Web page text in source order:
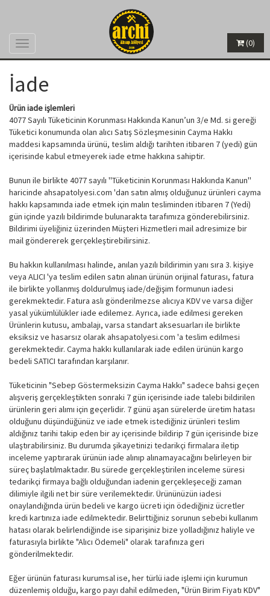
Menü (0)
İade
Ürün iade işlemleri
4077 Sayılı Tüketicinin Korunması Hakkında Kanun’un 3/e Md. si gereği
Tüketici konumunda olan alıcı Satış Sözleşmesinin Cayma Hakkı
maddesi kapsamında ürünü, teslim aldığı tarihten itibaren 7 (yedi) gün
içerisinde kabul etmeyerek iade etme hakkına sahiptir.
Bunun ile birlikte 4077 sayılı ''Tüketicinin Korunması Hakkında Kanun''
haricinde ahsapatolyesi.com 'dan satın almış olduğunuz ürünleri cayma
hakkı kapsamında iade etmek için malın tesliminden itibaren 7 (Yedi)
gün içinde yazılı bildirimde bulunarakta tarafımıza gönderebilirsiniz.
Bildirimi üyeliğiniz üzerinden Müşteri Hizmetleri mail adresimize bir
mail göndererek gerçekleştirebilirsiniz.
Bu hakkın kullanılması halinde, anılan yazılı bildirimin yanı sıra 3. kişiye
veya ALICI 'ya teslim edilen satın alınan ürünün orijinal faturası, fatura
ile birlikte yollanmış doldurulmuş iade/değişim formunun iadesi
gerekmektedir. Fatura aslı gönderilmezse alıcıya KDV ve varsa diğer
yasal yükümlülükler iade edilemez. Ayrıca, iade edilmesi gereken
Ürünlerin kutusu, ambalajı, varsa standart aksesuarları ile birlikte
eksiksiz ve hasarsız olarak ahsapatolyesi.com 'a teslim edilmesi
gerekmektedir. Cayma hakkı kullanılarak iade edilen ürünün kargo
bedeli SATICI tarafından karşılanır.
Tüketicinin "Sebep Göstermeksizin Cayma Hakkı" sadece bahsi geçen
alışveriş gerçekleştikten sonraki 7 gün içerisinde iade talebi bildirilen
ürünlerin geri alımı için geçerlidir. 7 günü aşan sürelerde üretim hatası
olduğunu düşündüğünüz ve iade etmek istediğiniz ürünleri teslim
aldığınız tarihi takip eden bir ay içerisinde bildirip 7 gün içerisinde bize
ulaştırabilirsiniz. Bu durumda şikayetinizi tedarikçi firmalara iletip
inceleme yaptırarak ürünün iade alınıp alınamayacağını belirleyen bir
süreç başlatılmaktadır. Bu sürede gerçekleştirilen inceleme süresi
tedarikçi firmaya bağlı olduğundan iadenin gerçekleşeceği zaman
dilimiyle ilgili net bir süre verilemektedir. Ürününüzün iadesi
onaylandığında ürün bedeli ve kargo ücreti için ödediğiniz ücretler
kredi kartınıza iade edilmektedir. Belirttiğiniz sorunun sebebi kullanım
hatası olarak belirlendiğinde ise siparişiniz bize yolladığınız haliyle ve
faturasıyla birlikte "Alıcı Ödemeli" olarak tarafınıza geri
gönderilmektedir.
Eğer ürünün faturası kurumsal ise, her türlü iade işlemi için kurumun
düzenlemiş olduğu, kargo payı dahil edilmeden, "Ürün Birim Fiyatı KDV"